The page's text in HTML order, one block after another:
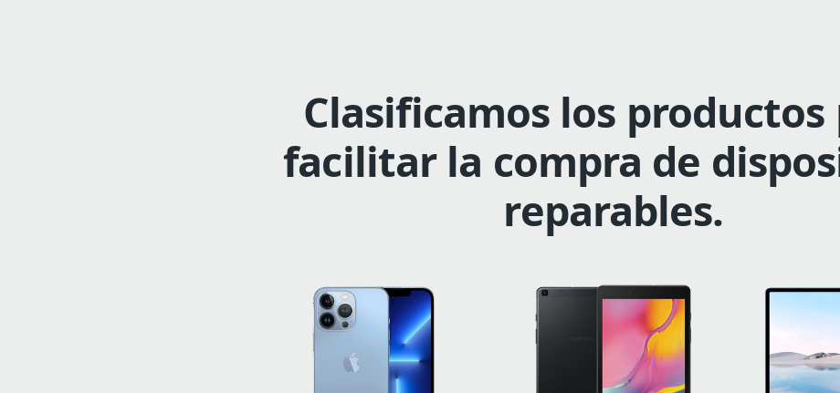
Clasificamos los productos
facilitar la compra de
reparables.